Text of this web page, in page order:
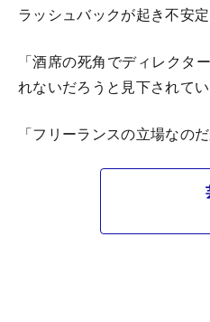
ラッシュバックが起き不安
「酒席の死角でディレクタ
れないだろうと見下されてい
「フリーランスの立場なの